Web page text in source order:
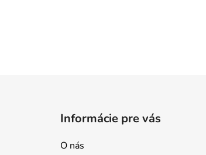
Informácie pre vás
O nás